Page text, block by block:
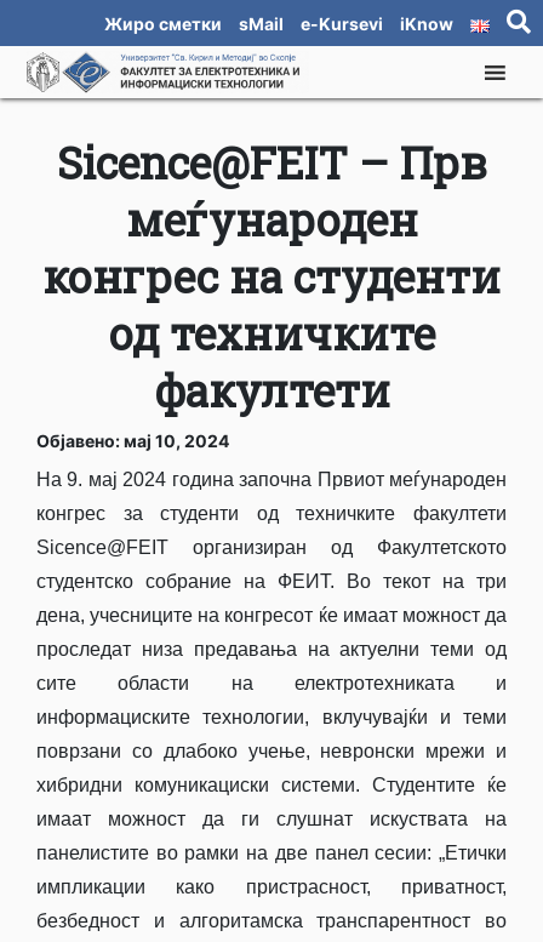
Жиро сметки sMail e-Kursevi iKnow
Sicence@FEIT – Прв
меѓународен
конгрес на студенти
од техничките
факултети
Објавено: мај 10, 2024
На 9. мај 2024 година започна Првиот меѓународен
конгрес за студенти од техничките факултети
Sicence@FEIT организиран од Факултетското
студентско собрание на ФЕИТ. Во текот на три
дена, учесниците на конгресот ќе имаат можност да
проследат низа предавања на актуелни теми од
сите области на електротехниката и
информациските технологии, вклучувајќи и теми
поврзани со длабоко учење, невронски мрежи и
хибридни комуникациски системи. Студентите ќе
имаат можност да ги слушнат искуствата на
панелистите во рамки на две панел сесии: „Етички
импликации како пристрасност, приватност,
безбедност и алгоритамска транспарентност во